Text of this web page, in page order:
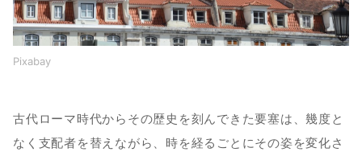
Pixabay
古代ローマ時代からその歴史を刻んできた要塞は、幾度と
なく支配者を替えながら、時を経るごとにその姿を変化さ